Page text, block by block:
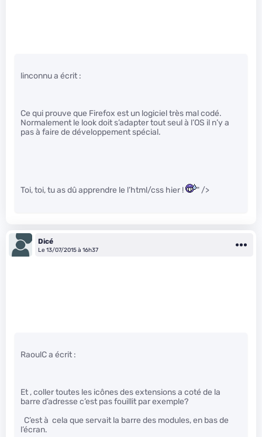
linconnu a écrit :
Ce qui prouve que Firefox est un logiciel très mal codé.
Normalement le look doit s’adapter tout seul à l’OS il n’y a
pas à faire de développement spécial.
Toi, toi, tu as dû apprendre le l’html/css hier ! " />
Dicé
Le 13/07/2015 à 16h37
RaoulC a écrit :
Et , coller toutes les icônes des extensions a coté de la
barre d’adresse c’est pas fouillit par exemple?
C’est à cela que servait la barre des modules, en bas de
l’écran.